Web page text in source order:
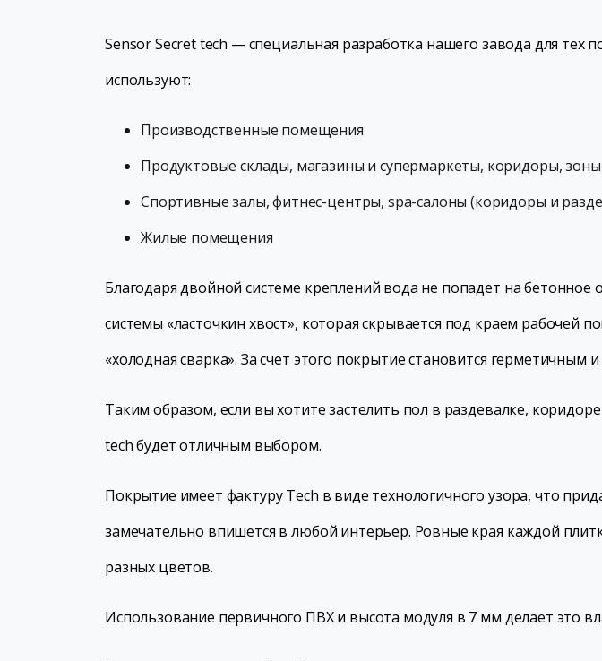
Sensor Secret tech — специальная разработка нашего завода для
используют:
Производственные помещения
Продуктовые склады, магазины и супермаркеты, коридоры,
Спортивные залы, фитнес-центры, spa-салоны (коридоры и
Жилые помещения
Благодаря двойной системе креплений вода не попадет на
системы «ласточкин хвост», которая скрывается под краем рабочей
«холодная сварка». За счет этого покрытие становится
Таким образом, если вы хотите застелить пол в раздевалке,
tech будет отличным выбором.
Покрытие имеет фактуру Tech в виде технологичного узора, что
замечательно впишется в любой интерьер. Ровные края каждой
разных цветов.
Использование первичного ПВХ и высота модуля в 7 мм делает это